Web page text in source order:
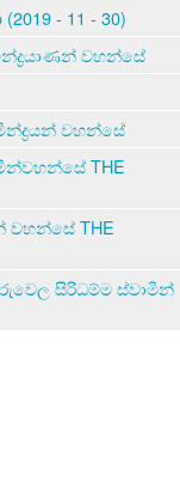
- 11 - 30)
වහන්සේ
වහන්සේ
THE
වහන්සේ THE
සිරිධම්ම ස්වාමීන්